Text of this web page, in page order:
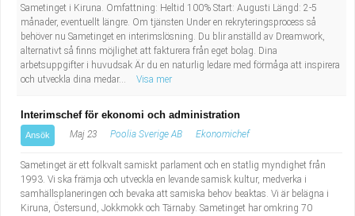
Sametinget i Kiruna. Omfattning: Heltid 100% Start: Augusti Längd: 2-5
månader, eventuellt längre. Om tjänsten Under en rekryteringsprocess så
behöver nu Sametinget en interimslösning. Du blir anställd av Dreamwork,
alternativt så finns möjlighet att fakturera från eget bolag. Dina
arbetsuppgifter i huvudsak Är du en naturlig ledare med förmåga att inspirera
och utveckla dina medar...
Visa mer
Interimschef för ekonomi och administration
Ansök Maj 23 Poolia Sverige AB Ekonomichef
Sametinget är ett folkvalt samiskt parlament och en statlig myndighet från
1993. Vi ska främja och utveckla en levande samisk kultur, medverka i
samhällsplaneringen och bevaka att samiska behov beaktas. Vi är belägna i
Kiruna, Östersund, Jokkmokk och Tärnaby. Sametinget har omkring 70